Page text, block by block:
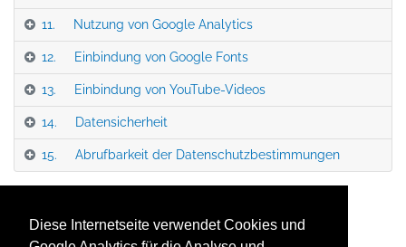
Diese Internetseite verwendet Cookies und
11. Nutzung von Google Analytics
12. Einbindung von Google Fonts
13. Einbindung von YouTube-Videos
14. Datensicherheit
15. Abrufbarkeit der Datenschutzbestimmungen
Datenschutzerklärung_Website.pdf